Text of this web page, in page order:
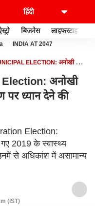
बिजनेस लाइफस्टाइल
INDIA AT 2047
ELECTION: अनोखी मांग!
अनोखी
पर ध्यान देने की
Election:
2019 के स्वास्थ्य
से अधिकांश में असामान्य
(IST)